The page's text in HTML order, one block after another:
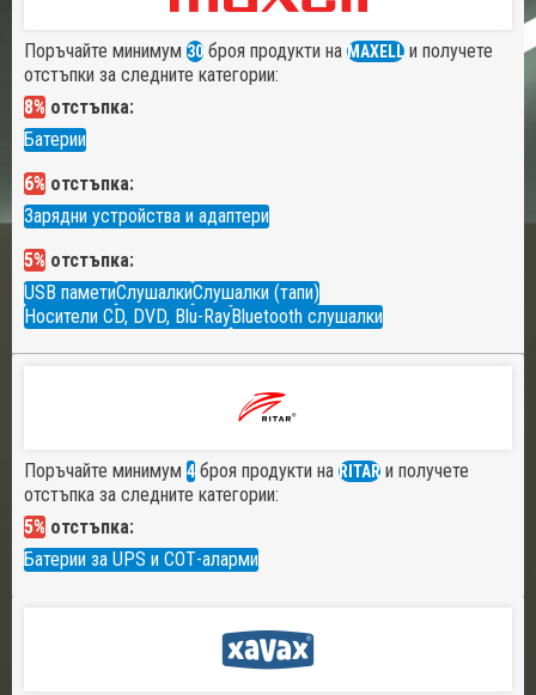
Поръчайте минимум 30 броя продукти на MAXELL и получете
отстъпки за следните категории:
8% отстъпка:
Батерии
6% отстъпка:
Зарядни устройства и адаптери
5% отстъпка:
USB паметиСлушалкиСлушалки (тапи)
Носители CD, DVD, Blu-RayBluetooth слушалки
Поръчайте минимум 4 броя продукти на RITAR и получете
отстъпка за следните категории:
5% отстъпка:
Батерии за UPS и СОТ-аларми